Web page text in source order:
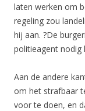
laten werken om
regeling zou
hij aan. ?De
politieagent nodig
Aan de andere
om het strafbaar
voor te doen, en